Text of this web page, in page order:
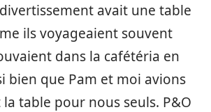
avait une table
ils voyageaient souvent
dans la cafétéria en
bien que Pam et moi avions
table pour nous seuls. P&O